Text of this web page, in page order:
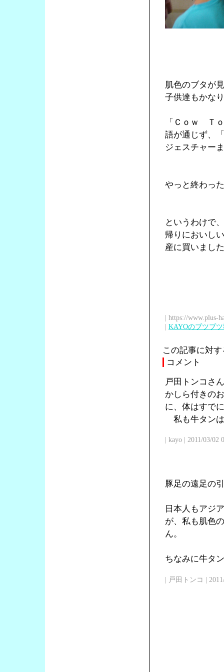
肌色のブタが
子供達もかな
「Ｃｏｗ Ｔ
語が通じず、
ジェスチャー
やっと終わっ
というわけで
帰りにおいし
産に買いまし
| https://www.plus-
| KAYOのブツブ
この記事に対
コメント
戸田トンコさ
かしら付きの
に、体はすで
私も牛タン
| kayo | 2011/03/02
豚足の遠足の
日本人もアジ
が、私も肌色
ん。
ちなみに牛タ
| 戸田トンコ |